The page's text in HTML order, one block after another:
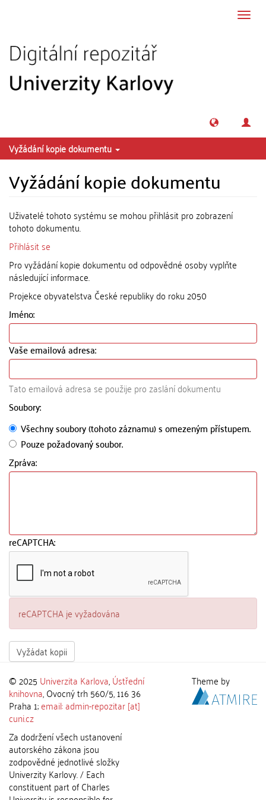
Vyžádání kopie dokumentu
Vyžádání kopie dokumentu
Uživatelé tohoto systému se mohou přihlásit pro zobrazení
tohoto dokumentu.
Přihlásit se
Pro vyžádání kopie dokumentu od odpovědné osoby vyplňte
následující informace.
Projekce obyvatelstva České republiky do roku 2050
Jméno:
Vaše emailová adresa:
Tato emailová adresa se použije pro zaslání dokumentu
Soubory:
Všechny soubory (tohoto záznamu) s omezeným přístupem.
Pouze požadovaný soubor.
Zpráva:
reCAPTCHA:
reCAPTCHA je vyžadována
Vyžádat kopii
© 2025 Univerzita Karlova,Ústřední
knihovna, Ovocný trh 560/5, 116 36
Praha 1;email: admin-repozitar [at]
cuni.cz
Za dodržení všech ustanovení
autorského zákona jsou
zodpovědné jednotlivé složky
Univerzity Karlovy. / Each
constituent part of Charles
Theme by